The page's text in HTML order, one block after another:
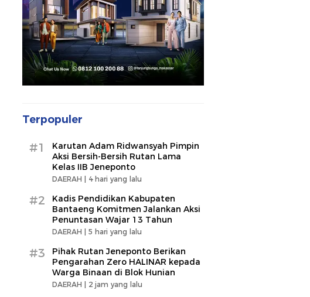
Terpopuler
#1
Karutan Adam Ridwansyah Pimpin
Aksi Bersih-Bersih Rutan Lama
Kelas IIB Jeneponto
DAERAH | 4 hari yang lalu
#2
Kadis Pendidikan Kabupaten
Bantaeng Komitmen Jalankan Aksi
Penuntasan Wajar 13 Tahun
DAERAH | 5 hari yang lalu
#3
Pihak Rutan Jeneponto Berikan
Pengarahan Zero HALINAR kepada
Warga Binaan di Blok Hunian
DAERAH | 2 jam yang lalu